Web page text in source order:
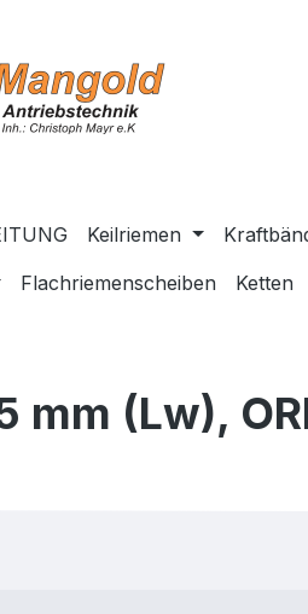
Keilriemen
Flachriemenscheiben Ketten
mm (Lw),